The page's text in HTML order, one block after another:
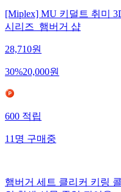
[Miplex] MU 키덜트 취미
시리즈_햄버거 샵
28,710원
30%20,000원
600적립
11명구매중
햄버거 세트 클리커 키링